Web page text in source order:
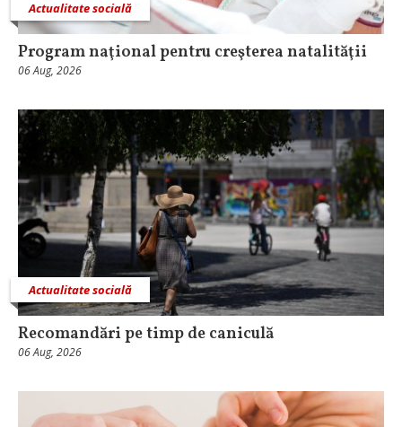
Actualitate socială
Program naţional pentru creşterea natalităţii
06 Aug, 2026
Actualitate socială
Recomandări pe timp de caniculă
06 Aug, 2026